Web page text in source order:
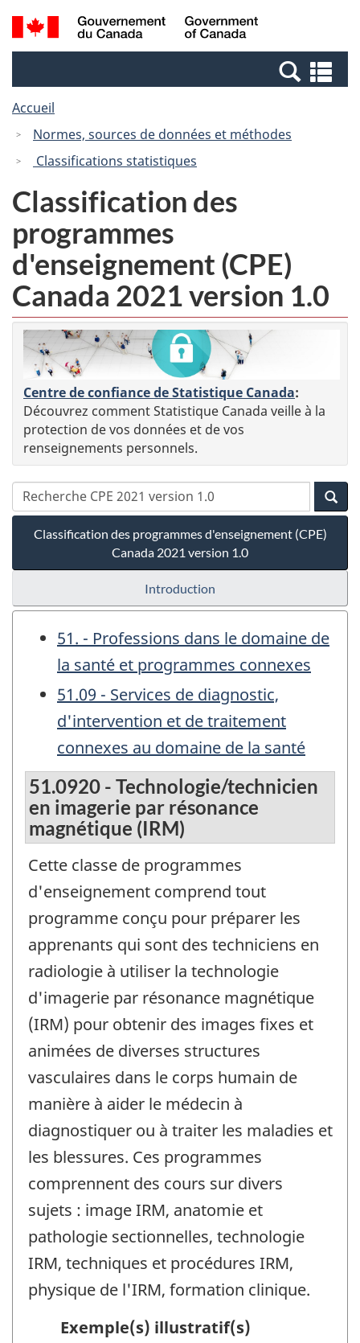
Passer
au
Passer
à
Canada
Recherche
et
et
Accueil
Normes, sources de données et méthodes
Classifications statistiques
Classification des
programmes
d'enseignement (CPE)
Canada 2021 version 1.0
Centre de confiance de Statistique Canada:
Découvrez comment Statistique Canada veille à la
protection de vos données et de vos
renseignements personnels.
Classification des programmes d'enseignement (CPE)
Canada 2021 version 1.0
Introduction
51. - Professions dans le domaine de
la santé et programmes connexes
51.09 - Services de diagnostic,
d'intervention et de traitement
connexes au domaine de la santé
51.0920 - Technologie/technicien
en imagerie par résonance
magnétique (IRM)
Cette classe de programmes
d'enseignement comprend tout
programme conçu pour préparer les
apprenants qui sont des techniciens en
radiologie à utiliser la technologie
d'imagerie par résonance magnétique
(IRM) pour obtenir des images fixes et
animées de diverses structures
vasculaires dans le corps humain de
manière à aider le médecin à
diagnostiquer ou à traiter les maladies et
les blessures. Ces programmes
comprennent des cours sur divers
sujets : image IRM, anatomie et
pathologie sectionnelles, technologie
IRM, techniques et procédures IRM,
physique de l'IRM, formation clinique.
Exemple(s) illustratif(s)